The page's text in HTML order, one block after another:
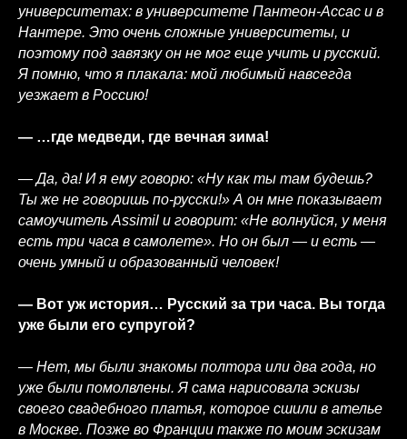
университетах: в университете Пантеон-Ассас и в
Нантере. Это очень сложные университеты, и
поэтому под завязку он не мог еще учить и русский.
Я помню, что я плакала: мой любимый навсегда
уезжает в Россию!
— …где медведи, где вечная зима!
— Да, да! И я ему говорю: «Ну как ты там будешь?
Ты же не говоришь по-русски!» А он мне показывает
самоучитель Assimil и говорит: «Не волнуйся, у меня
есть три часа в самолете». Но он был — и есть —
очень умный и образованный человек!
— Вот уж история… Русский за три часа. Вы тогда
уже были его супругой?
— Нет, мы были знакомы полтора или два года, но
уже были помолвлены. Я сама нарисовала эскизы
своего свадебного платья, которое сшили в ателье
в Москве. Позже во Франции также по моим эскизам